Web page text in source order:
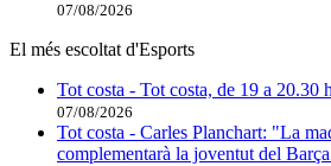
07/08/2026
El més escoltat d'Esports
Tot costa - Tot costa, de 19 a 20.30
07/08/2026
Tot costa - Carles Planchart: "La
complementarà la joventut del